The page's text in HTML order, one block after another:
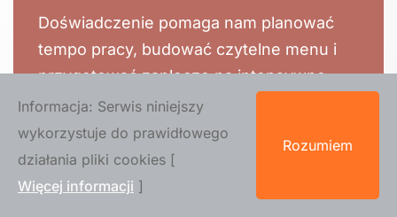
Doświadczenie pomaga nam planować
tempo pracy, budować czytelne menu i
przygotować zaplecze na intensywne
momenty.
Obraz, który zostaje
Informacja: Serwis niniejszy
wykorzystuje do prawidłowego
działania pliki cookies [
Więcej informacji ]
Rozumiem